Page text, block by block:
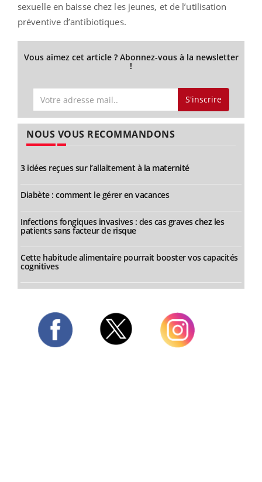
sexuelle en baisse chez les jeunes, et de l’utilisation
préventive d’antibiotiques.
Vous aimez cet article ? Abonnez-vous à la newsletter
!
S'inscrire
NOUS VOUS RECOMMANDONS
3 idées reçues sur l’allaitement à la maternité
Diabète : comment le gérer en vacances
Infections fongiques invasives : des cas graves chez les
patients sans facteur de risque
Cette habitude alimentaire pourrait booster vos capacités
cognitives